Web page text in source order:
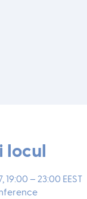
locul
19:00 – 23:00 EEST